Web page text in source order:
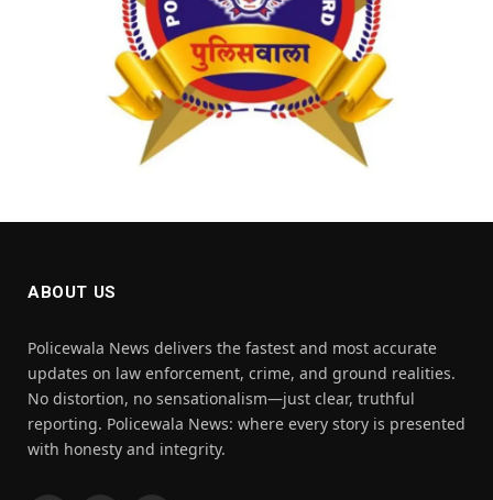
ABOUT US
Policewala News delivers the fastest and most accurate
updates on law enforcement, crime, and ground realities.
No distortion, no sensationalism—just clear, truthful
reporting. Policewala News: where every story is presented
with honesty and integrity.